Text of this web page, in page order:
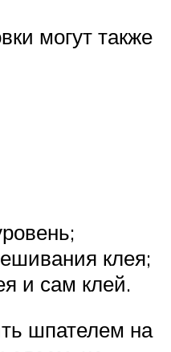
могут также
клея;
и сам клей.
шпателем на